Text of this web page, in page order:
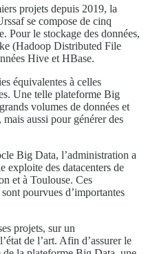
projets depuis 2019, la
se compose de cinq
Pour le stockage des données,
(Hadoop Distributed File
Hive et HBase.
équivalentes à celles
Une telle plateforme Big
volumes de données et
aussi pour générer des
Big Data, l’administration a
exploite des datacenters de
et à Toulouse. Ces
pourvues d’importantes
projets, sur un
de l’art. Afin d’assurer le